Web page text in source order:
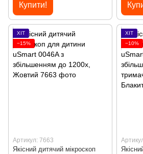
Купити!
ХІТ
−15%
Артикул: 7663
Якісний дитячий мікроскоп
ХІТ
−10%